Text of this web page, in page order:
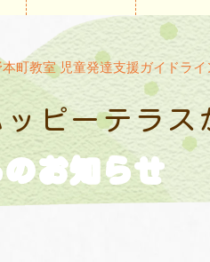
町教室 児童発達支援ガイドライ
ッピーテラス
お知らせ